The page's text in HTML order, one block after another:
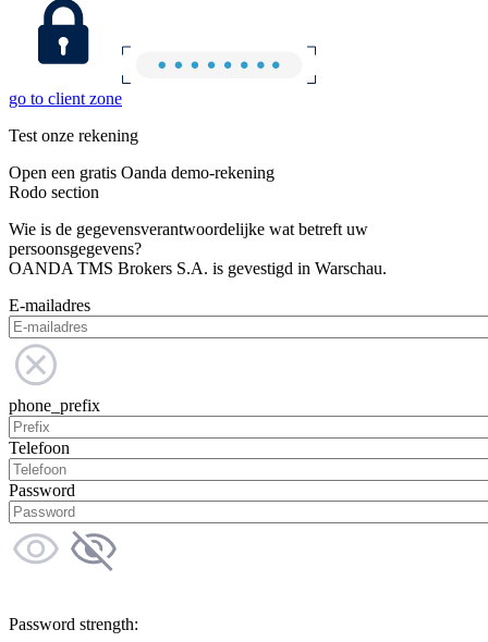
go to client zone
Test onze rekening
Open een gratis Oanda demo-rekening
Rodo section
Wie is de gegevensverantwoordelijke wat betreft uw
persoonsgegevens?
OANDA TMS Brokers S.A. is gevestigd in Warschau.
E-mailadres
phone_prefix
Telefoon
Password
Password strength: